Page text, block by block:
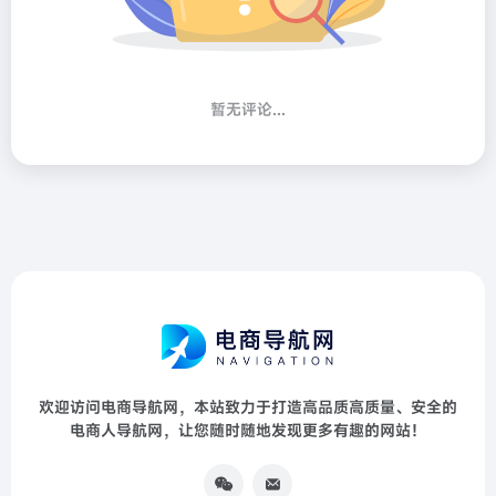
暂无评论...
欢迎访问电商导航网，本站致力于打造高品质高质量、安全的
电商人导航网，让您随时随地发现更多有趣的网站！